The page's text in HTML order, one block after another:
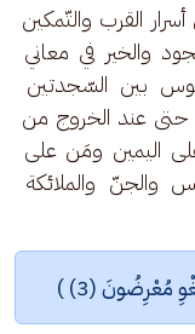
القرب والتّمكين
والخير في معاني
بين السّجدتين
حتى عند الخروج من
اليمين ومَن على
والجنّ والملائكة
مُعْرِضُونَ (3) )